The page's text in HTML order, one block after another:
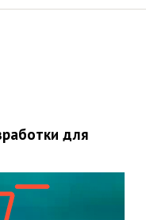
для